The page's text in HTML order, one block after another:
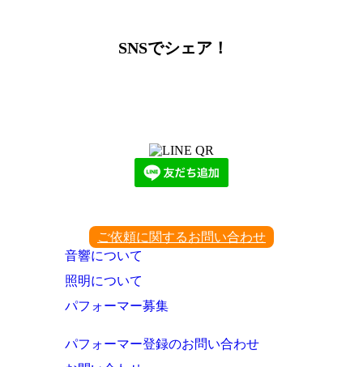
SNSでシェア！
ご依頼に関するお問い合わせ
音響について
照明について
パフォーマー募集
パフォーマー登録のお問い合わせ